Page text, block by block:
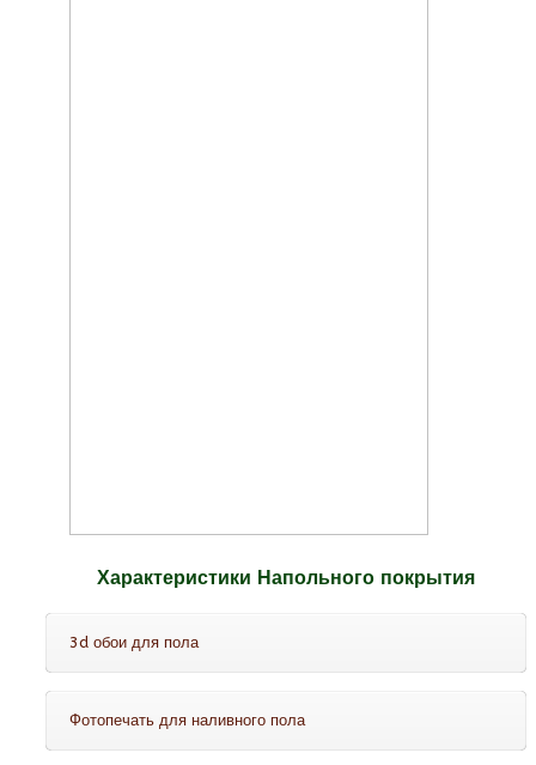
Характеристики Напольного покрытия
3d обои для пола
Это обои для пола с защитным
Фотопечать для наливного пола